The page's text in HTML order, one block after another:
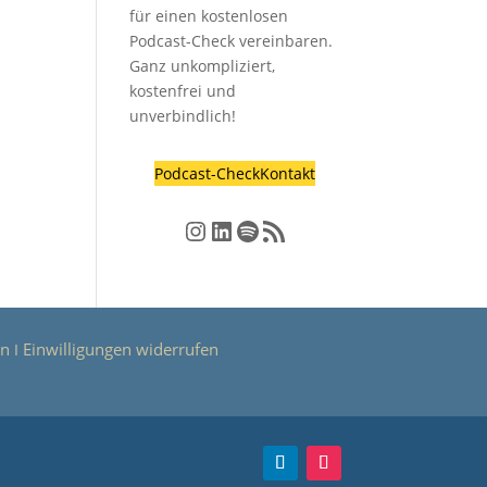
für einen kostenlosen
Podcast-Check vereinbaren.
Ganz unkompliziert,
kostenfrei und
unverbindlich!
Podcast-CheckKontakt
Instagram
LinkedIn
Spotify
RSS-Feed
Ι Einwilligungen widerrufen